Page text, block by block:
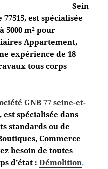
Sein
77515, est spécialisée
5000 m² pour
Appartement,
expérience de 18
tous corps
GNB 77 seine-et-
est spécialisée dans
standards ou de
Commerce
besoin de toutes
d’état : Démolition,